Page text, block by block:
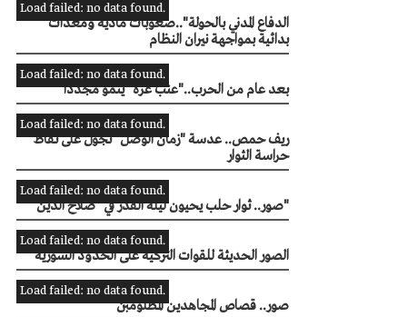
Load failed: no data found.
"الدفاع المدني بالحولة"..صعوبات مادية ومعدات
بدائية بمواجهة نيران النظام
Load failed: no data found.
بعد عام من الحرب.."عنب غزة" ينمو مجددا
Load failed: no data found.
ريف حمص.. عدسة "زمان الوصل" تجول على نقاط
حراسة الثوار
Load failed: no data found.
صور.. ثوار حلب يحيون ليلة القدر في "صلاح الدين"
Load failed: no data found.
الصور الحديثة للقوات التركية على الحدود السورية
Load failed: no data found.
صور.. قصاص المجاهدين المظلومبن